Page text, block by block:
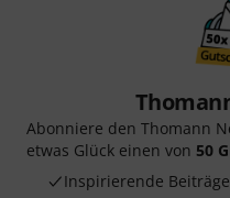
Abonniere den Thomann
etwas Glück einen von 50
Inspirierende Beiträge